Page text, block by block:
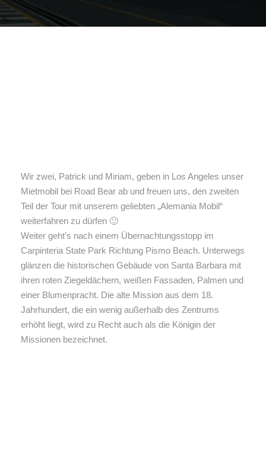
Wir zwei, Patrick und Miriam, geben in Los Angeles unser
Mietmobil bei Road Bear ab und freuen uns, den zweiten
Teil der Tour mit unserem geliebten „Alemania Mobil“
weiterfahren zu dürfen 🙂
Weiter geht’s nach einem Übernachtungsstopp im
Carpinteria State Park Richtung Pismo Beach. Unterwegs
glänzen die historischen Gebäude von Santa Barbara mit
ihren roten Ziegeldächern, weißen Fassaden, Palmen und
einer Blumenpracht. Die alte Mission aus dem 18.
Jahrhundert, die ein wenig außerhalb des Zentrums
erhöht liegt, wird zu Recht auch als die Königin der
Missionen bezeichnet.